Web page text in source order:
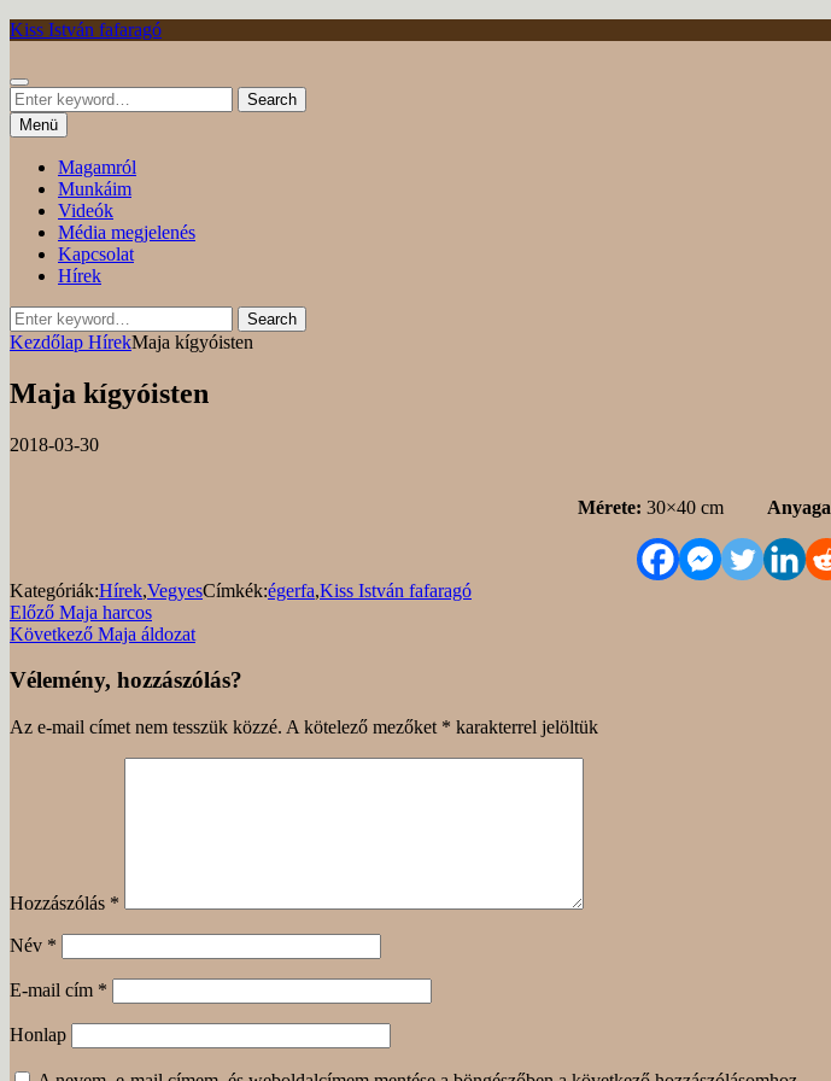
Tovább
Kiss István fafaragó
Keresés
Search
for:
Search
Menü
Magamról
Munkáim
Videók
Média megjelenés
Kapcsolat
Hírek
Search
for:
Search
Kezdőlap HírekMaja kígyóisten
Maja kígyóisten
Posted
2018-03-30by
Mérete: 30×40 cm Anyaga
Kategóriák:Hírek,VegyesCímkék:égerfa,Kiss István fafaragó
Bejegyzés
navigáció
Előző Előző
bejegyzés
Maja harcos
Következő Következő
Maja áldozat
Vélemény, hozzászólás?
Az e-mail címet nem tesszük közzé. A kötelező mezőket * karakterrel jelöltük
Hozzászólás *
Név *
E-mail cím *
Honlap